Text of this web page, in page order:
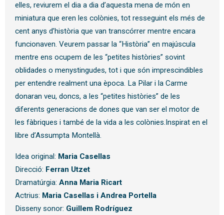
elles, reviurem el dia a dia d’aquesta mena de món en
miniatura que eren les colònies, tot resseguint els més de
cent anys d’història que van transcórrer mentre encara
funcionaven. Veurem passar la “Història” en majúscula
mentre ens ocupem de les “petites històries” sovint
oblidades o menystingudes, tot i que són imprescindibles
per entendre realment una època. La Pilar i la Carme
donaran veu, doncs, a les “petites històries” de les
diferents generacions de dones que van ser el motor de
les fàbriques i també de la vida a les colònies.Inspirat en el
libre d’Assumpta Montellà.
Idea original: Maria Casellas
Direcció: Ferran Utzet
Dramatúrgia: Anna Maria Ricart
Actrius: Maria Casellas i Andrea Portella
Disseny sonor: Guillem Rodríguez